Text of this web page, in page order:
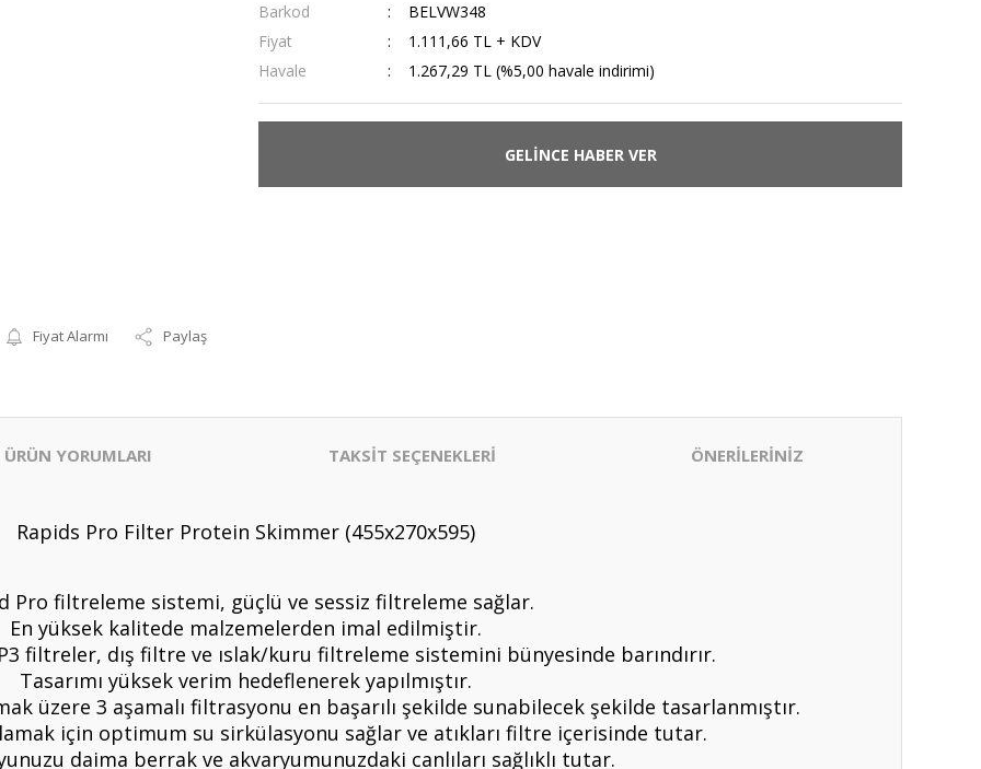
Fiyat Alarmı Paylaş
Barkod
BELVW348
Fiyat
1.111,66 TL + KDV
Havale
1.267,29 TL (%5,00 havale indirimi)
GELİNCE HABER VER
ÜRÜN YORUMLARI TAKSİT SEÇENEKLERİ ÖNERİLERİNİZ
Rapids Pro Filter Protein Skimmer (455x270x595)
Pro filtreleme sistemi, güçlü ve sessiz filtreleme sağlar.
En yüksek kalitede malzemelerden imal edilmiştir.
filtreler, dış filtre ve ıslak/kuru filtreleme sistemini bünyesinde barındırır.
Tasarımı yüksek verim hedeflenerek yapılmıştır.
üzere 3 aşamalı filtrasyonu en başarılı şekilde sunabilecek şekilde tasarlanmıştır.
için optimum su sirkülasyonu sağlar ve atıkları filtre içerisinde tutar.
daima berrak ve akvaryumunuzdaki canlıları sağlıklı tutar.